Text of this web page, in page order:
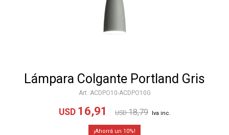
Lámpara Colgante Portland Gris
ACDPO10-ACDPO10G
USD 16,91 USD 18,79
10